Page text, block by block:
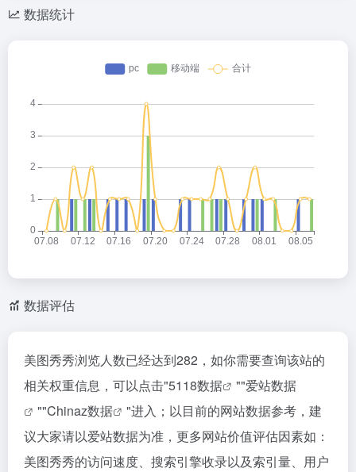
数据统计
数据评估
美图秀秀浏览人数已经达到282，如你需要查询该站的
相关权重信息，可以点击"5118数据 ""爱站数据
""Chinaz数据
"进入；以目前的网站数据参考，建
议大家请以爱站数据为准，更多网站价值评估因素如：
美图秀秀的访问速度、搜索引擎收录以及索引量、用户